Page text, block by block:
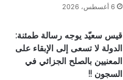
6 أغسطس، 2026
قيس سعيّد يوجه رسالة طمئنة:
الدولة لا تسعى إلى الإبقاء على
المعنيين بالصلح الجزائي في
السجون !!